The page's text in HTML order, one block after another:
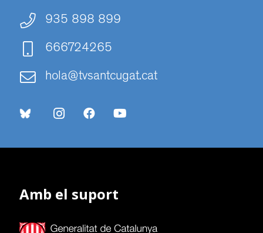
935 898 899
666724265
hola@tvsantcugat.cat
Amb el suport